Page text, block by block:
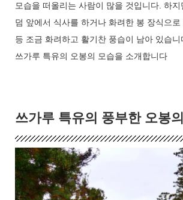
모습을 떠올리는 사람이 많을 것입니다. 하
덤 앞에서 식사를 하거나 화려한 봉 장식으
등 조금 화려하고 활기찬 풍습이 남아 있습
쓰가루 특유의 오봉의 모습을 소개합니다
쓰가루 특유의 풍부한 오봉